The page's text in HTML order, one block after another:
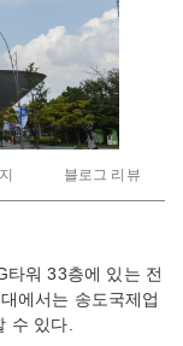
블로그 리뷰
타워 33층에 있는 전
에서는 송도국제업
수 있다.